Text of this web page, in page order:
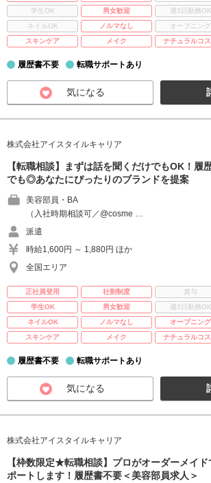
学生OK
男女歓迎 週3日勤務OK
ネイルOK
ノルマなし オープニング
スキンケア
メイク ナチュラルコ
履歴書不要 転職サポートあり
気になる
株式会社アイスタイルキャリア
【転職相談】まずは話を聞くだけでもOK！
でも◎あなたにぴったりのブランドを提案
美容部員・BA
（入社時期相談可／@cosme …
派遣
時給1,600円 ～ 1,880円 ほか
全国エリア
正社員登用 社割制度 賞与
学生OK
男女歓迎 週3日勤務OK
ネイルOK
ノルマなし オープニング
スキンケア
メイク ナチュラルコ
履歴書不要 転職サポートあり
気になる
株式会社アイスタイルキャリア
【枠数限定★転職相談】プロがオーダーメイ
ポートします！履歴書不要＜美容部員求人＞